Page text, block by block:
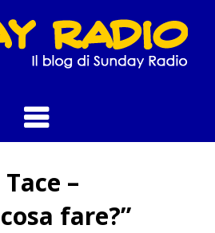
–
fare?”